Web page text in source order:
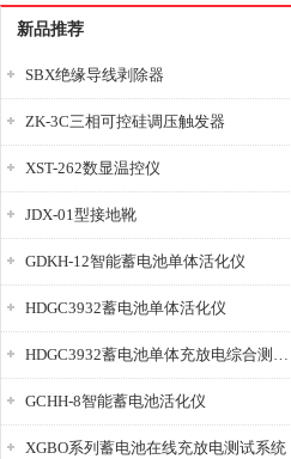
新品推荐
SBX绝缘导线剥除器
ZK-3C三相可控硅调压触发器
XST-262数显温控仪
JDX-01型接地靴
GDKH-12智能蓄电池单体活化仪
HDGC3932蓄电池单体活化仪
HDGC3932蓄电池单体充放电综合测试仪
GCHH-8智能蓄电池活化仪
XGBO系列蓄电池在线充放电测试系统